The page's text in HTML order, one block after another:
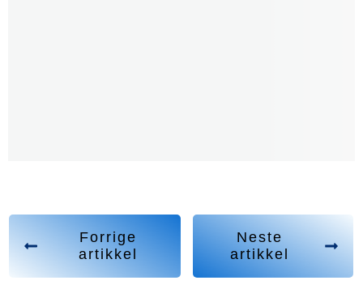
Forrige
artikkel
Neste
artikkel